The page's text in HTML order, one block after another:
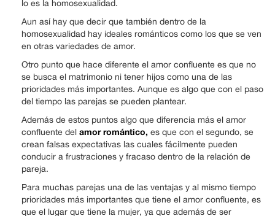
lo es la homosexualidad.
Aun así hay que decir que también dentro de la
homosexualidad hay ideales románticos como los que se ven
en otras variedades de amor.
Otro punto que hace diferente el amor confluente es que no
se busca el matrimonio ni tener hijos como una de las
prioridades más importantes. Aunque es algo que con el paso
del tiempo las parejas se pueden plantear.
Además de estos puntos algo que diferencia más el amor
confluente del amor romántico, es que con el segundo, se
crean falsas expectativas las cuales fácilmente pueden
conducir a frustraciones y fracaso dentro de la relación de
pareja.
Para muchas parejas una de las ventajas y al mismo tiempo
prioridades más importantes que tiene el amor confluente, es
que el lugar que tiene la mujer, ya que además de ser